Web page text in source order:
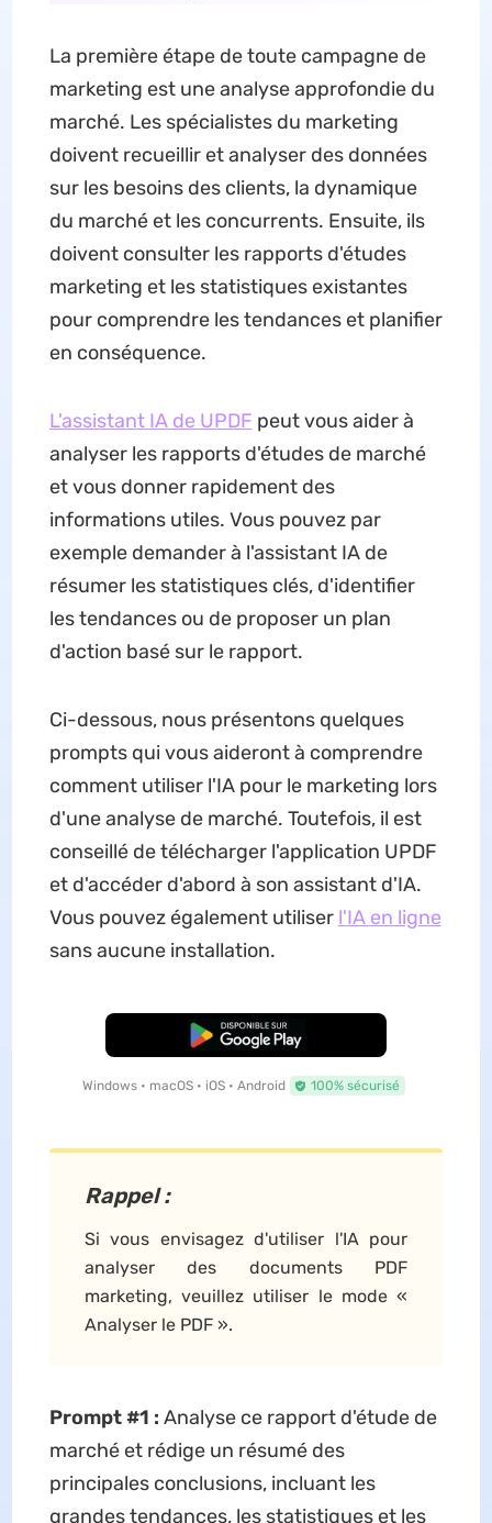
La première étape de toute campagne de
marketing est une analyse approfondie du
marché. Les spécialistes du marketing
doivent recueillir et analyser des données
sur les besoins des clients, la dynamique
du marché et les concurrents. Ensuite, ils
doivent consulter les rapports d'études
marketing et les statistiques existantes
pour comprendre les tendances et planifier
en conséquence.
L'assistant IA de UPDF peut vous aider à
analyser les rapports d'études de marché
et vous donner rapidement des
informations utiles. Vous pouvez par
exemple demander à l'assistant IA de
résumer les statistiques clés, d'identifier
les tendances ou de proposer un plan
d'action basé sur le rapport.
Ci-dessous, nous présentons quelques
prompts qui vous aideront à comprendre
comment utiliser l'IA pour le marketing lors
d'une analyse de marché. Toutefois, il est
conseillé de télécharger l'application UPDF
et d'accéder d'abord à son assistant d'IA.
Vous pouvez également utiliser l'IA en ligne
sans aucune installation.
TÉLÉCHARGER
Windows • macOS • iOS • Android 100% sécurisé
Rappel :
Si vous envisagez d'utiliser l'IA pour
analyser des documents PDF
marketing, veuillez utiliser le mode «
Analyser le PDF ».
Prompt #1 : Analyse ce rapport d'étude de
marché et rédige un résumé des
principales conclusions, incluant les
grandes tendances, les statistiques et les